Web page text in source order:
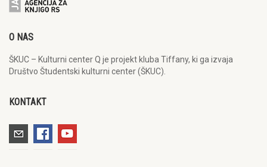
O NAS
ŠKUC – Kulturni center Q je projekt kluba Tiffany, ki ga izvaja
Društvo Študentski kulturni center (ŠKUC).
KONTAKT